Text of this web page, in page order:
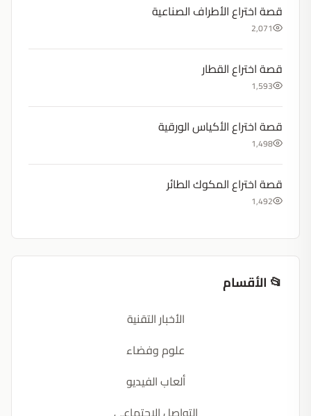
قصة اختراع الأطراف الصناعية
2,071
قصة اختراع القطار
1,593
قصة اختراع الأكياس الورقية
1,498
قصة اختراع المكوك الطائر
1,492
📂 الأقسام
الأخبار التقنية
علوم وفضاء
ألعاب الفيديو